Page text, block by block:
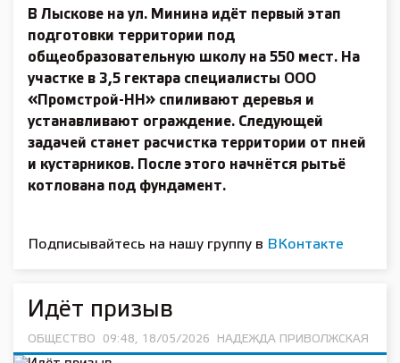
В Лыскове на ул. Минина идёт первый этап
подготовки территории под
общеобразовательную школу на 550 мест. На
участке в 3,5 гектара специалисты ООО
«Промстрой-НН» спиливают деревья и
устанавливают ограждение. Следующей
задачей станет расчистка территории от пней
и кустарников. После этого начнётся рытьё
котлована под фундамент.
Подписывайтесь на нашу группу в ВКонтакте
Идёт призыв
ОБЩЕСТВО 09:48, 18/05/2026 НАДЕЖДА ПРИВОЛЖСКАЯ